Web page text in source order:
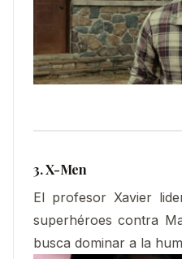
3. X-Men
El profesor Xavier
superhéroes contra
busca dominar a la